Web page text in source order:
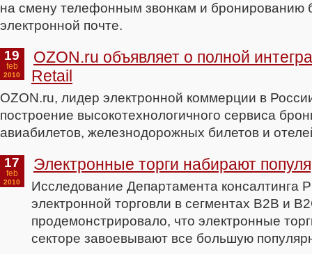
на смену телефонным звонкам и бронированию
электронной почте.
19
feb
2010
OZON.ru объявляет о полной
Retail
OZON.ru, лидер электронной коммерции в
построение высокотехнологичного сервиса
авиабилетов, железнодорожных билетов и
17
feb
2010
Электронные торги набирают
Исследование Департамента консалтинга
электронной торговли в сегментах B2B и
продемонстрировало, что электронные
секторе завоевывают все большую